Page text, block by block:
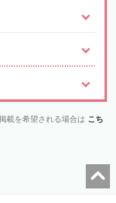
載を希望される場合は こち